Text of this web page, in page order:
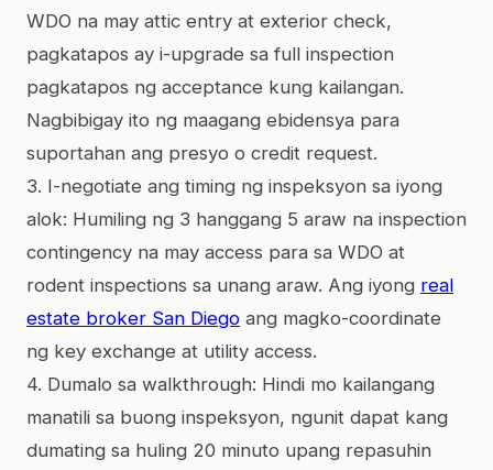
WDO na may attic entry at exterior check,
pagkatapos ay i-upgrade sa full inspection
pagkatapos ng acceptance kung kailangan.
Nagbibigay ito ng maagang ebidensya para
suportahan ang presyo o credit request.
3. I-negotiate ang timing ng inspeksyon sa iyong
alok: Humiling ng 3 hanggang 5 araw na inspection
contingency na may access para sa WDO at
rodent inspections sa unang araw. Ang iyong real
estate broker San Diego ang magko-coordinate
ng key exchange at utility access.
4. Dumalo sa walkthrough: Hindi mo kailangang
manatili sa buong inspeksyon, ngunit dapat kang
dumating sa huling 20 minuto upang repasuhin